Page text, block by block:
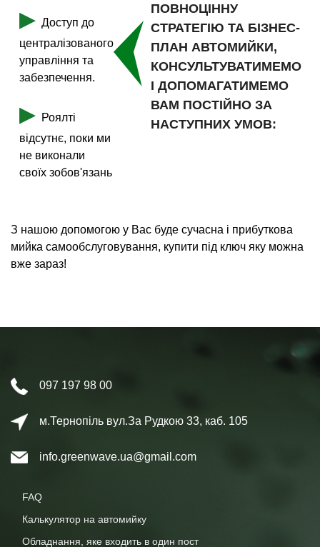
ПОВНОЦІННУ
СТРАТЕГІЮ ТА БІЗНЕС-
ПЛАН АВТОМИЙКИ,
КОНСУЛЬТУВАТИМЕМО
І ДОПОМАГАТИМЕМО
ВАМ ПОСТІЙНО ЗА
НАСТУПНИХ УМОВ:
▶ Доступ до
централізованого
управління та
забезпечення.
▶ Роялті
відсутнє, поки ми
не виконали
своїх зобов'язань
З нашою допомогою у Вас буде сучасна і прибуткова
мийка самообслуговування, купити під ключ яку можна
вже зараз!
097 197 98 00
м.Тернопіль вул.За Рудкою 33, каб. 105
info.greenwave.ua@gmail.com
FAQ
Калькулятор на автомийку
Обладнання, яке входить в один пост